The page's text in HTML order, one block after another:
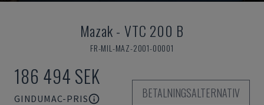
Mazak-VTC 200 B
FR-MIL-MAZ-2001-00001
186 494 SEK
GINDUMAC-PRIS
BETALNINGSALTERNATIV